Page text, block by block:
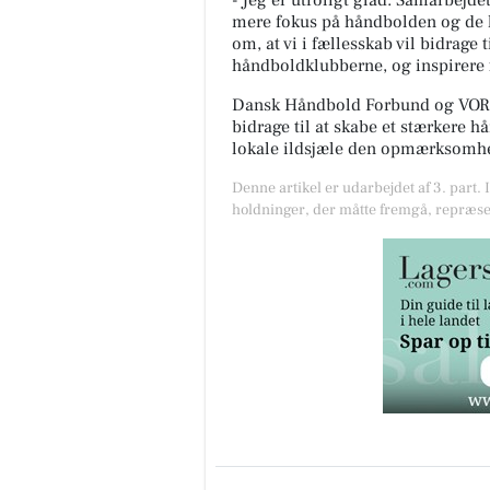
mere fokus på håndbolden og
om, at vi i fællesskab vil bidrage
håndboldklubberne, og
Dansk Håndbold Forbund og
bidrage til at skabe et stærkere
lokale ildsjæle den
Denne artikel er udarbejdet af 3.
holdninger, der måtte fremgå,